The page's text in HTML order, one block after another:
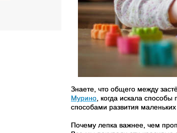
Знаете, что общего между
Мурино , когда искала
способами развития маленьких
Почему лепка важнее, чем